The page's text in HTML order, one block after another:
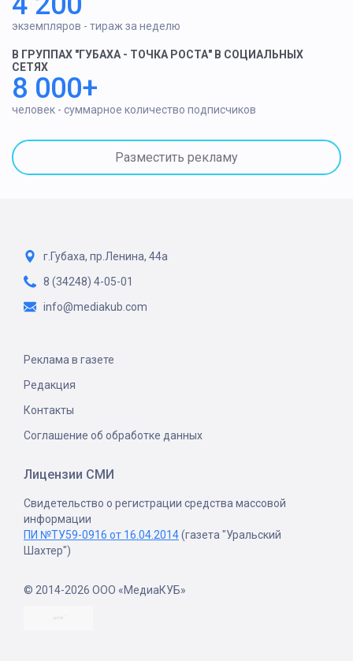
экземпляров - тираж за неделю
В ГРУППАХ "ГУБАХА - ТОЧКА РОСТА" В СОЦИАЛЬНЫХ
СЕТЯХ
8 000+
человек - суммарное количество подписчиков
Разместить рекламу
г.Губаха, пр.Ленина, 44а
8 (34248) 4-05-01
info@mediakub.com
Реклама в газете
Редакция
Контакты
Соглашение об обработке данных
Лицензии СМИ
Свидетельство о регистрации средства массовой
информации
ПИ №ТУ59-0916 от 16.04.2014(газета "Уральский
Шахтер")
© 2014-2026 ООО «МедиаКУБ»